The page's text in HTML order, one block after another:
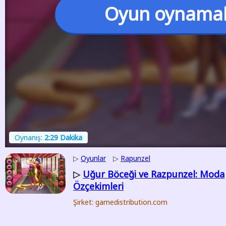
Oyun
Oynanış: 2:29 Dakika
▷ Oyunlar ▷ Rapunzel
▷ Uğur Böceği ve Razpunzel: Moda
Özçekimleri
Şirket: gamedistribution.com